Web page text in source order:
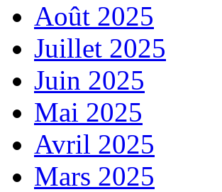
Août 2025
Juillet 2025
Juin 2025
Mai 2025
Avril 2025
Mars 2025